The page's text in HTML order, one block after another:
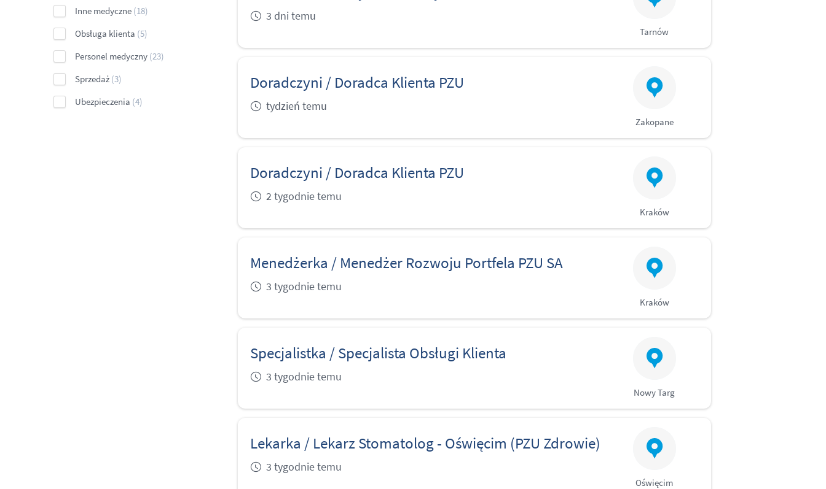
Inne medyczne (18)
Obsługa klienta (5)
Personel medyczny (23)
Sprzedaż (3)
Ubezpieczenia (4)
3 dni temu
Tarnów
Doradczyni / Doradca Klienta PZU
tydzień temu
Zakopane
Doradczyni / Doradca Klienta PZU
2 tygodnie temu
Kraków
Menedżerka / Menedżer Rozwoju Portfela PZU SA
3 tygodnie temu
Kraków
Specjalistka / Specjalista Obsługi Klienta
3 tygodnie temu
Nowy Targ
Lekarka / Lekarz Stomatolog - Oświęcim (PZU Zdrowie)
3 tygodnie temu
Oświęcim